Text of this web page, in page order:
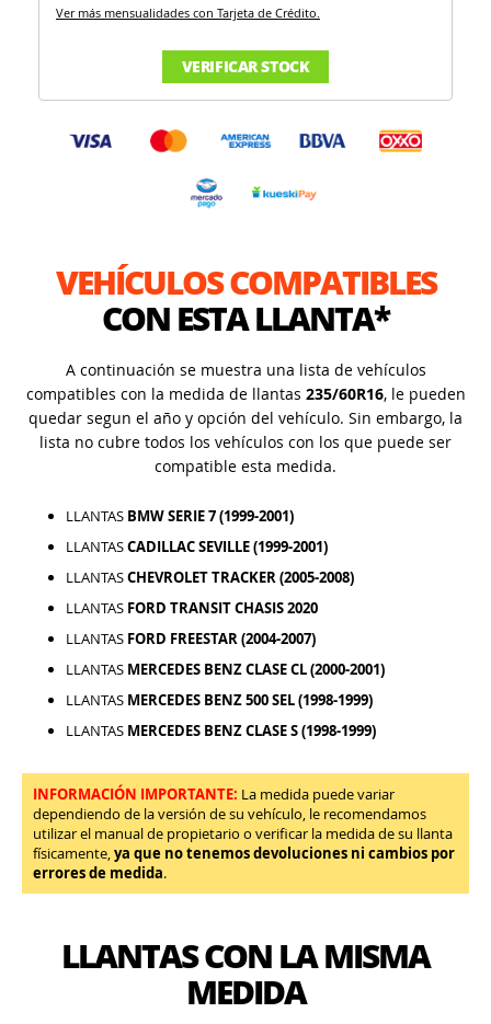
Ver más mensualidades con Tarjeta de Crédito.
VERIFICAR STOCK
VEHÍCULOS COMPATIBLES
CON ESTA LLANTA*
A continuación se muestra una lista de vehículos
compatibles con la medida de llantas 235/60R16, le pueden
quedar segun el año y opción del vehículo. Sin embargo, la
lista no cubre todos los vehículos con los que puede ser
compatible esta medida.
LLANTAS BMW SERIE 7 (1999-2001)
LLANTASCADILLAC SEVILLE (1999-2001)
LLANTASCHEVROLET TRACKER (2005-2008)
LLANTAS FORD TRANSIT CHASIS 2020
LLANTAS FORD FREESTAR (2004-2007)
LLANTAS MERCEDES BENZ CLASE CL (2000-2001)
LLANTAS MERCEDES BENZ 500 SEL (1998-1999)
LLANTAS MERCEDES BENZ CLASE S (1998-1999)
INFORMACIÓN IMPORTANTE: La medida puede variar
dependiendo de la versión de su vehículo, le recomendamos
utilizar el manual de propietario o verificar la medida de su llanta
físicamente,ya que no tenemos devoluciones ni cambios por
errores de medida.
LLANTAS CON LA MISMA
MEDIDA